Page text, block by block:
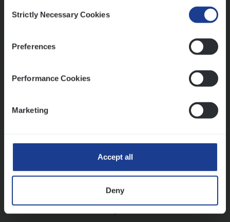
Selection
Strictly Necessary Cookies
Preferences
Performance Cookies
Marketing
Accept all
Deny
Vorige Volgende
Mathias houdt van diepgaande dossiers én droge
Thalia zoekt graag oplossingen, in games én op het
Ons sollicitatieproces